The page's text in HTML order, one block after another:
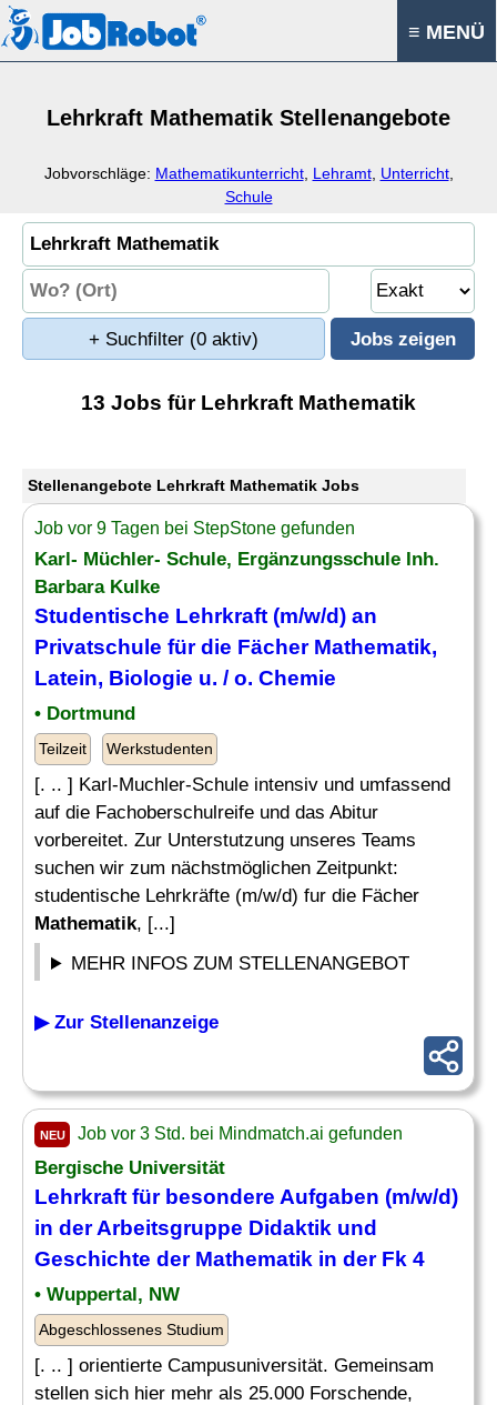
≡ MENÜ
Lehrkraft Mathematik Stellenangebote
Jobvorschläge: Mathematikunterricht, Lehramt, Unterricht,
Schule
+ Suchfilter (0 aktiv)
13 Jobs für Lehrkraft Mathematik
Stellenangebote Lehrkraft Mathematik Jobs
Job vor 9 Tagen bei StepStone gefunden
Karl- Müchler- Schule, Ergänzungsschule Inh.
Barbara Kulke
Studentische Lehrkraft (m/w/d) an
Privatschule für die Fächer Mathematik,
Latein, Biologie u. / o. Chemie
• Dortmund
Teilzeit Werkstudenten
[. .. ] Karl-Muchler-Schule intensiv und umfassend
auf die Fachoberschulreife und das Abitur
vorbereitet. Zur Unterstutzung unseres Teams
suchen wir zum nächstmöglichen Zeitpunkt:
studentische Lehrkräfte (m/w/d) fur die Fächer
Mathematik, [...]
MEHR INFOS ZUM STELLENANGEBOT
▶ Zur Stellenanzeige
NEU Job vor 3 Std. bei Mindmatch.ai gefunden
Bergische Universität
Lehrkraft für besondere Aufgaben (m/w/d)
in der Arbeitsgruppe Didaktik und
Geschichte der Mathematik in der Fk 4
• Wuppertal, NW
Abgeschlossenes Studium
[. .. ] orientierte Campusuniversität. Gemeinsam
stellen sich hier mehr als 25.000 Forschende,